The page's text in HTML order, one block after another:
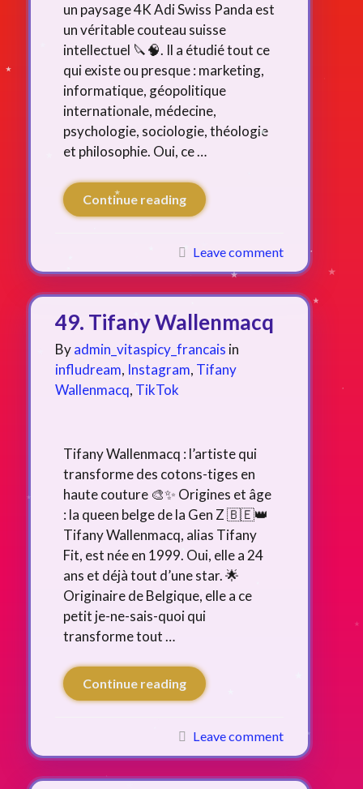
un paysage 4K Adi Swiss Panda est
un véritable couteau suisse
intellectuel 🔪🧠. Il a étudié tout ce
qui existe ou presque : marketing,
informatique, géopolitique
internationale, médecine,
psychologie, sociologie, théologie
et philosophie. Oui, ce …
Continue reading
Leave comment
49. Tifany Wallenmacq
Byadmin_vitaspicy_francais in
infludream, Instagram, Tifany
Wallenmacq, TikTok
Tifany Wallenmacq : l’artiste qui
transforme des cotons-tiges en
haute couture 🎨✨ Origines et âge
: la queen belge de la Gen Z 🇧🇪👑
Tifany Wallenmacq, alias Tifany
Fit, est née en 1999. Oui, elle a 24
ans et déjà tout d’une star. 🌟
Originaire de Belgique, elle a ce
petit je-ne-sais-quoi qui
transforme tout …
Continue reading
Leave comment